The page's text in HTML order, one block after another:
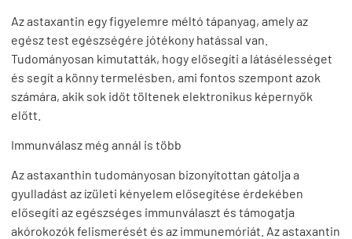
Az astaxantin egy figyelemre méltó tápanyag, amely az
egész test egészségére jótékony hatással van.
Tudományosan kimutatták, hogy elősegíti a látásélességet
és segít a könny termelésben, ami fontos szempont azok
számára, akik sok időt töltenek elektronikus képernyők
előtt.
Immunválasz még annál is több
Az astaxanthin tudományosan bizonyítottan gátolja a
gyulladást az ízületi kényelem elősegítése érdekében
elősegíti az egészséges immunválaszt és támogatja
akórokozók felismerését és az immunemóriát. Az astaxantin